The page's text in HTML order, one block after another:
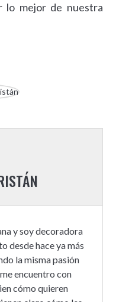
lo mejor de nuestra
y soy decoradora
desde hace ya más
la misma pasión
encuentro con
cómo quieren